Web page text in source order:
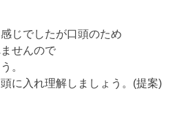
じでしたが口頭のため
せんので
。
に入れ理解しましょう。(提案)